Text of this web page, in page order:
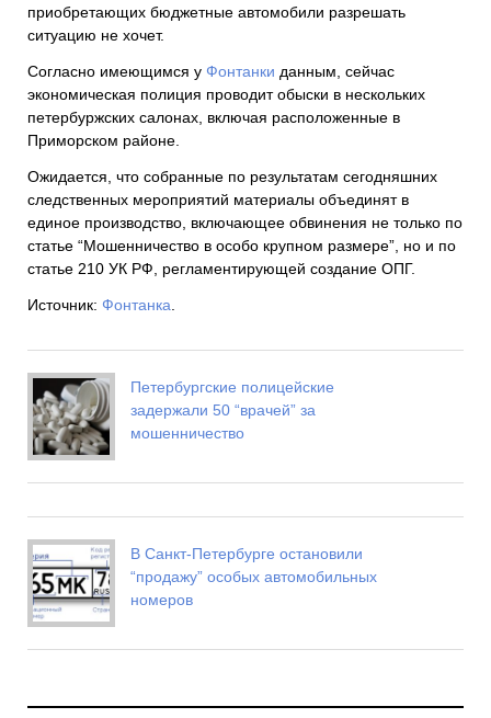
приобретающих бюджетные автомобили разрешать
ситуацию не хочет.
Согласно имеющимся у Фонтанки данным, сейчас
экономическая полиция проводит обыски в нескольких
петербуржских салонах, включая расположенные в
Приморском районе.
Ожидается, что собранные по результатам сегодняшних
следственных мероприятий материалы объединят в
единое производство, включающее обвинения не только по
статье “Мошенничество в особо крупном размере”, но и по
статье 210 УК РФ, регламентирующей создание ОПГ.
Источник: Фонтанка.
Петербургские полицейские
задержали 50 “врачей” за
мошенничество
В Санкт-Петербурге остановили
“продажу” особых автомобильных
номеров